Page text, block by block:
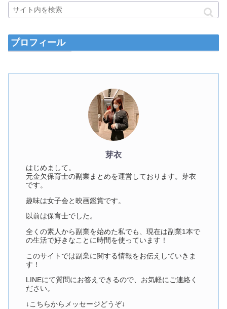
プロフィール
芽衣
はじめまして。
元金欠保育士の副業まとめを運営しております。芽衣
です。
趣味は女子会と映画鑑賞です。
以前は保育士でした。
全くの素人から副業を始めた私でも、現在は副業1本で
の生活で好きなことに時間を使っています！
このサイトでは副業に関する情報をお伝えしていきま
す！
LINEにて質問にお答えできるので、お気軽にご連絡く
ださい。
↓こちらからメッセージどうぞ↓